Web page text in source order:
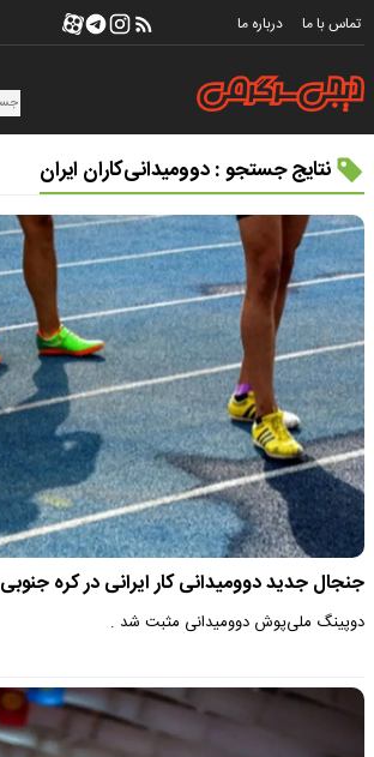
تماس با ما درباره ما
نتایج جستجو : دوومیدانی‌کاران ایران
جنجال جدید دوومیدانی کار ایرانی در کره‌ جنوبی
دوپینگ ملی‌پوش دوومیدانی مثبت شد .